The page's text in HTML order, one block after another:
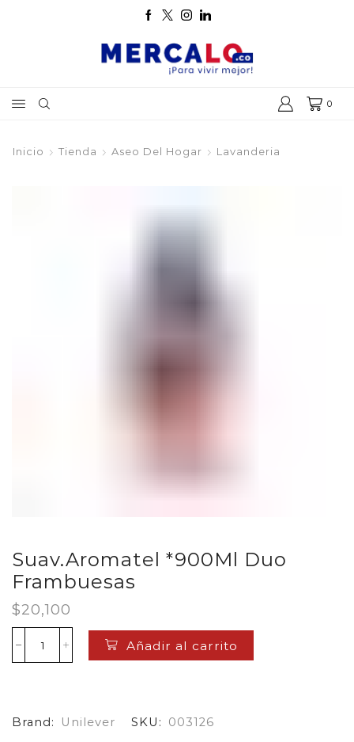
0
Inicio Tienda Aseo Del Hogar Lavanderia
Suav.Aromatel *900Ml Duo
Frambuesas
$20,100
Suav.Aromatel
*900Ml
Añadir al carrito
Brand: Unilever SKU:
003126